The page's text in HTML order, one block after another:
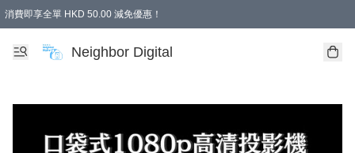
消費即享全單 HKD 50.00 減免優惠！
Neighbor Digital